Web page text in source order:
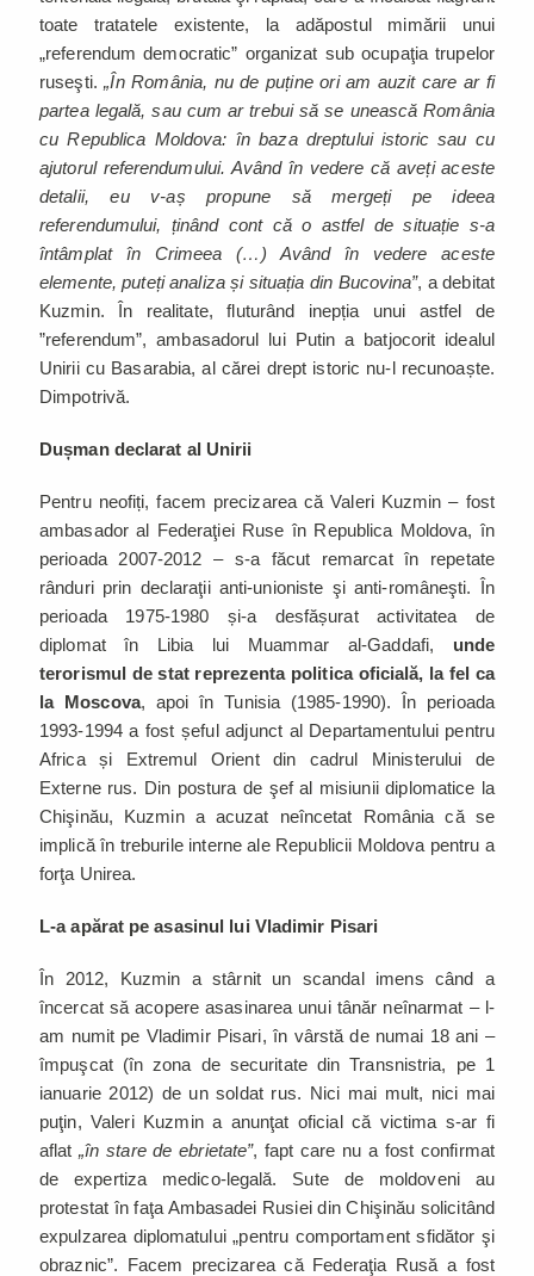
toate tratatele existente, la adăpostul mimării unui
„referendum democratic” organizat sub ocupaţia trupelor
ruseşti. „În România, nu de puține ori am auzit care ar fi
partea legală, sau cum ar trebui să se unească România
cu Republica Moldova: în baza dreptului istoric sau cu
ajutorul referendumului. Având în vedere că aveți aceste
detalii, eu v-aș propune să mergeți pe ideea
referendumului, ținând cont că o astfel de situație s-a
întâmplat în Crimeea (…) Având în vedere aceste
elemente, puteți analiza și situația din Bucovina”, a debitat
Kuzmin. În realitate, fluturând inepția unui astfel de
”referendum”, ambasadorul lui Putin a batjocorit idealul
Unirii cu Basarabia, al cărei drept istoric nu-l recunoaște.
Dimpotrivă.
Dușman declarat al Unirii
Pentru neofiți, facem precizarea că Valeri Kuzmin – fost
ambasador al Federaţiei Ruse în Republica Moldova, în
perioada 2007-2012 – s-a făcut remarcat în repetate
rânduri prin declaraţii anti-unioniste şi anti-româneşti. În
perioada 1975-1980 și-a desfășurat activitatea de
diplomat în Libia lui Muammar al-Gaddafi, unde
terorismul de stat reprezenta politica oficială, la fel ca
la Moscova, apoi în Tunisia (1985-1990). În perioada
1993-1994 a fost șeful adjunct al Departamentului pentru
Africa și Extremul Orient din cadrul Ministerului de
Externe rus. Din postura de şef al misiunii diplomatice la
Chişinău, Kuzmin a acuzat neîncetat România că se
implică în treburile interne ale Republicii Moldova pentru a
forţa Unirea.
L-a apărat pe asasinul lui Vladimir Pisari
În 2012, Kuzmin a stârnit un scandal imens când a
încercat să acopere asasinarea unui tânăr neînarmat – l-
am numit pe Vladimir Pisari, în vârstă de numai 18 ani –
împuşcat (în zona de securitate din Transnistria, pe 1
ianuarie 2012) de un soldat rus. Nici mai mult, nici mai
puţin, Valeri Kuzmin a anunţat oficial că victima s-ar fi
aflat„în stare de ebrietate”, fapt care nu a fost confirmat
de expertiza medico-legală. Sute de moldoveni au
protestat în faţa Ambasadei Rusiei din Chişinău solicitând
expulzarea diplomatului „pentru comportament sfidător şi
obraznic”. Facem precizarea că Federaţia Rusă a fost